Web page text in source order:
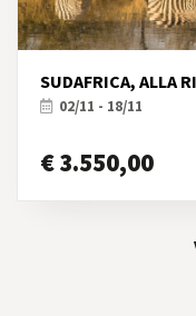
SUDAFRICA, ALLA
02/11 - 18/11
€ 3.550,00